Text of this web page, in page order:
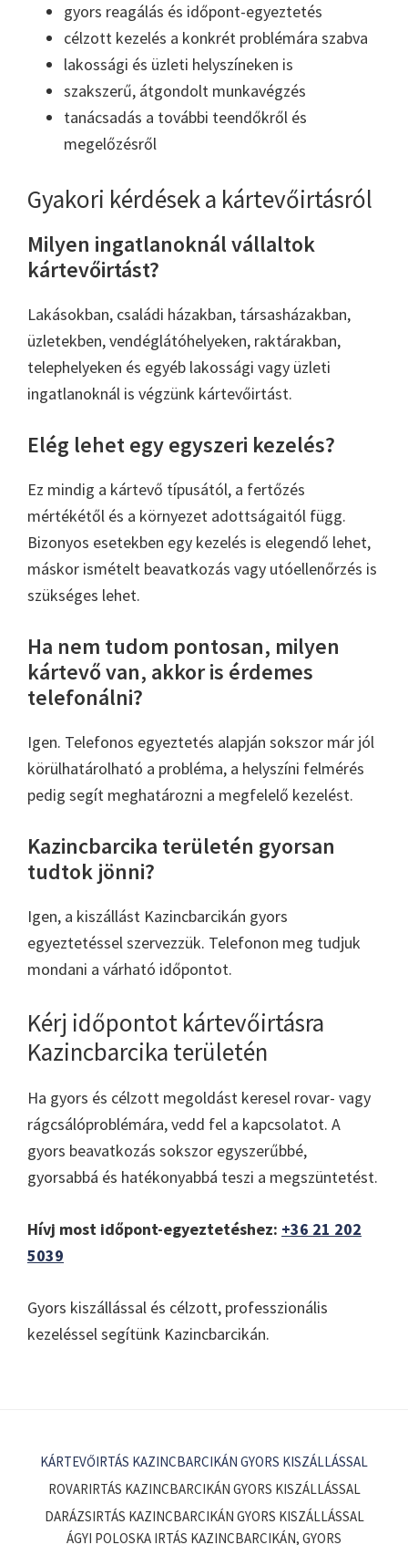
gyors reagálás és időpont-egyeztetés
célzott kezelés a konkrét problémára szabva
lakossági és üzleti helyszíneken is
szakszerű, átgondolt munkavégzés
tanácsadás a további teendőkről és
megelőzésről
Gyakori kérdések a kártevőirtásról
Milyen ingatlanoknál vállaltok
kártevőirtást?
Lakásokban, családi házakban, társasházakban,
üzletekben, vendéglátóhelyeken, raktárakban,
telephelyeken és egyéb lakossági vagy üzleti
ingatlanoknál is végzünk kártevőirtást.
Elég lehet egy egyszeri kezelés?
Ez mindig a kártevő típusától, a fertőzés
mértékétől és a környezet adottságaitól függ.
Bizonyos esetekben egy kezelés is elegendő lehet,
máskor ismételt beavatkozás vagy utóellenőrzés is
szükséges lehet.
Ha nem tudom pontosan, milyen
kártevő van, akkor is érdemes
telefonálni?
Igen. Telefonos egyeztetés alapján sokszor már jól
körülhatárolható a probléma, a helyszíni felmérés
pedig segít meghatározni a megfelelő kezelést.
Kazincbarcika területén gyorsan
tudtok jönni?
Igen, a kiszállást Kazincbarcikán gyors
egyeztetéssel szervezzük. Telefonon meg tudjuk
mondani a várható időpontot.
Kérj időpontot kártevőirtásra
Kazincbarcika területén
Ha gyors és célzott megoldást keresel rovar- vagy
rágcsálóproblémára, vedd fel a kapcsolatot. A
gyors beavatkozás sokszor egyszerűbbé,
gyorsabbá és hatékonyabbá teszi a megszüntetést.
Hívj most időpont-egyeztetéshez: +36 21 202
5039
Gyors kiszállással és célzott, professzionális
kezeléssel segítünk Kazincbarcikán.
KÁRTEVŐIRTÁS KAZINCBARCIKÁN GYORS KISZÁLLÁSSAL
ROVARIRTÁS KAZINCBARCIKÁN GYORS KISZÁLLÁSSAL
DARÁZSIRTÁS KAZINCBARCIKÁN GYORS KISZÁLLÁSSAL
ÁGYI POLOSKA IRTÁS KAZINCBARCIKÁN, GYORS